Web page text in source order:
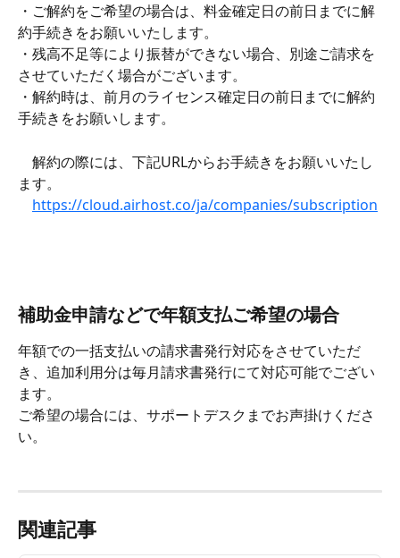
・ご解約をご希望の場合は、料金確定日の前日までに解
約手続きをお願いいたします。
・残高不足等により振替ができない場合、別途ご請求を
させていただく場合がございます。
・解約時は、前月のライセンス確定日の前日までに解約
手続きをお願いします。
解約の際には、下記URLからお手続きをお願いいたし
ます。
https://cloud.airhost.co/ja/companies/subscription
補助金申請などで年額支払ご希望の場合
年額での一括支払いの請求書発行対応をさせていただ
き、追加利用分は毎月請求書発行にて対応可能でござい
ます。
ご希望の場合には、サポートデスクまでお声掛けくださ
い。
関連記事